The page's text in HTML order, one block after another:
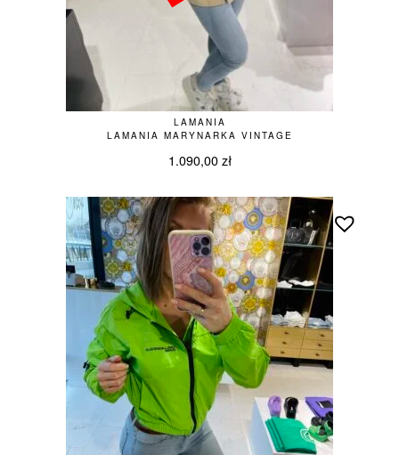
LAMANIA
LAMANIA MARYNARKA VINTAGE
1.090,00 zł